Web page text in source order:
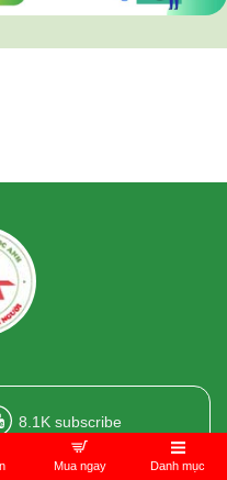
8.1K subscribe
1.000followed
Mua ngay Danh mục